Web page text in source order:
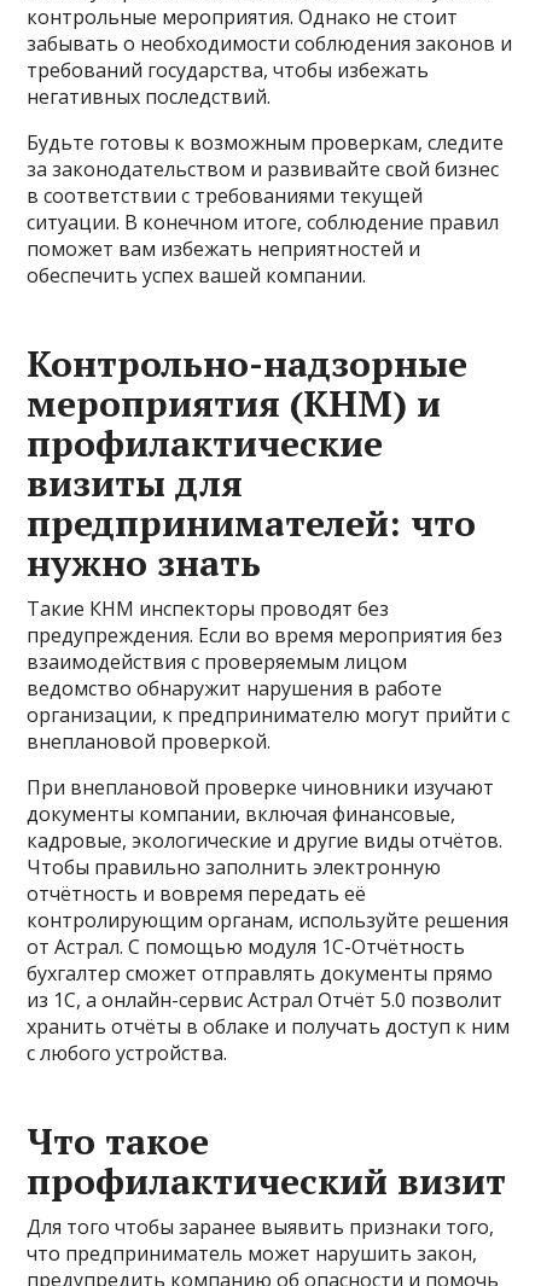
контрольные мероприятия. Однако не стоит
забывать о необходимости соблюдения законов и
требований государства, чтобы избежать
негативных последствий.
Будьте готовы к возможным проверкам, следите
за законодательством и развивайте свой бизнес
в соответствии с требованиями текущей
ситуации. В конечном итоге, соблюдение правил
поможет вам избежать неприятностей и
обеспечить успех вашей компании.
Контрольно-надзорные
мероприятия (КНМ) и
профилактические
визиты для
предпринимателей: что
нужно знать
Такие КНМ инспекторы проводят без
предупреждения. Если во время мероприятия без
взаимодействия с проверяемым лицом
ведомство обнаружит нарушения в работе
организации, к предпринимателю могут прийти с
внеплановой проверкой.
При внеплановой проверке чиновники изучают
документы компании, включая финансовые,
кадровые, экологические и другие виды отчётов.
Чтобы правильно заполнить электронную
отчётность и вовремя передать её
контролирующим органам, используйте решения
от Астрал. С помощью модуля 1С-Отчётность
бухгалтер сможет отправлять документы прямо
из 1С, а онлайн-сервис Астрал Отчёт 5.0 позволит
хранить отчёты в облаке и получать доступ к ним
с любого устройства.
Что такое
профилактический визит
Для того чтобы заранее выявить признаки того,
что предприниматель может нарушить закон,
предупредить компанию об опасности и помочь